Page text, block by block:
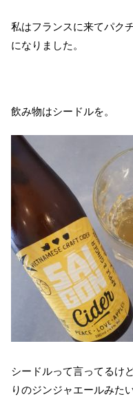
私はフランスに来てパク
になりました。
飲み物はシードルを。
シードルって言ってるけ
りのジンジャエールみた